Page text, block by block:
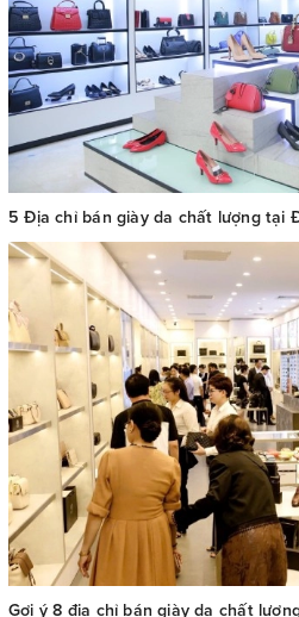
5 Địa chỉ bán giày da chất lượng tại
Gợi ý 8 địa chỉ bán giày da chất